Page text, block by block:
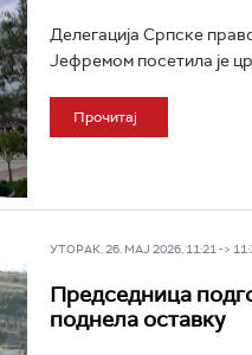
Делегација Српске
Јефремом посетила је
Прочитај
УТОРАК, 26. МАЈ 2026, 11:21 ->
Председница
поднела оставку